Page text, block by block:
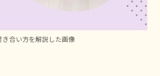
合い方を解説した画像